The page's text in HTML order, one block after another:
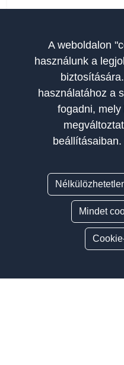
A weboldalon
használunk a
használatához a
fogadni,
beállításaiban.
Mindet